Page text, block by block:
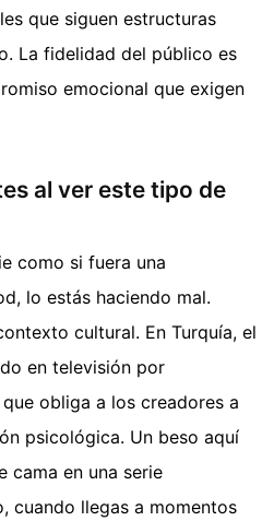
que siguen estructuras
La fidelidad del público es
emocional que exigen
al ver este tipo de
como si fuera una
lo estás haciendo mal.
cultural. En Turquía, el
en televisión por
obliga a los creadores a
psicológica. Un beso aquí
cama en una serie
cuando llegas a momentos